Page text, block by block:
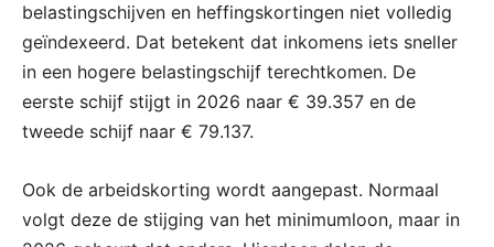
belastingschijven en heffingskortingen niet volledig
geïndexeerd. Dat betekent dat inkomens iets sneller
in een hogere belastingschijf terechtkomen. De
eerste schijf stijgt in 2026 naar € 39.357 en de
tweede schijf naar € 79.137.
Ook de arbeidskorting wordt aangepast. Normaal
volgt deze de stijging van het minimumloon, maar in